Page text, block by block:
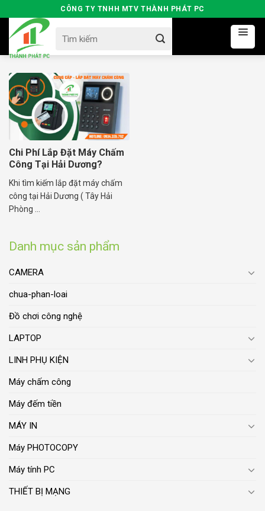
to
content
CÔNG TY TNHH MTV THÀNH PHÁT PC
for:
Danh mục sản phẩm
CAMERA
chua-phan-loai
Đồ chơi công nghệ
LAPTOP
LINH PHỤ KIỆN
Máy chấm công
Máy đếm tiền
MÁY IN
Máy PHOTOCOPY
Máy tính PC
THIẾT BỊ MẠNG
Chi Phí Lắp Đặt Máy Chấm
Công Tại Hải Dương?
Khi tìm kiếm lắp đặt máy chấm
công tại Hải Dương ( Tây Hải
Phòng ...